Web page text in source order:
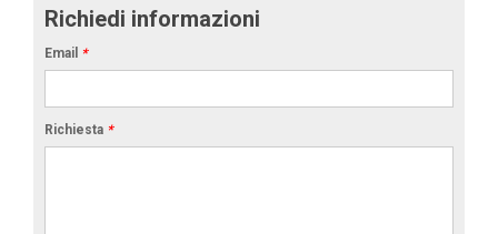
Richiedi informazioni
Email *
Richiesta *